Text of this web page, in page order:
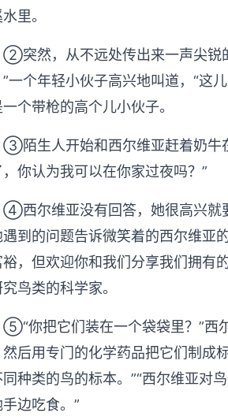
里。
然，从不远处传出来一声尖锐的
一个年轻小伙子高兴地叫道，“这
个带枪的高个儿小伙子。
生人开始和西尔维亚赶着奶牛在
，你认为我可以在你家过夜吗？”
尔维亚没有回答，她很高兴就要
到的问题告诉微笑着的西尔维亚
裕，但欢迎你和我们分享我们拥有
鸟类的科学家。
把它们装在一个袋袋里？”西尔
然后用专门的化学药品把它们制成
同种类的鸟的标本。”“西尔维亚对
边吃食。”